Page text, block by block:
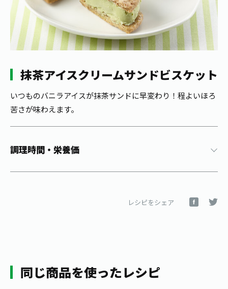
1日分の野菜
商品情報
ブランドから探す
カテゴリーから探す
キーワードから探す
安全・安心への取組み
製品の原料産地
動画ギャラリー
レシピ集
お茶百科キッズ
茶産地育成事業
工場見学
お茶の複合型博物館
食育・イベント
店舗・通販
伊藤園の店舗トップ
茶寮伊藤園
店舗検索
お客様相談室
企業情報 GLOBAL
抹茶アイスクリームサンドビスケット
いつものバニラアイスが抹茶サンドに早変わり！程よいほろ
苦さが味わえます。
調理時間・栄養価
レシピをシェア
同じ商品を使ったレシピ